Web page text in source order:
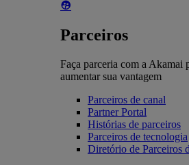
Parceiros
Faça parceria com a Akamai
aumentar sua vantagem
Parceiros de canal
Partner Portal
Histórias de parceiros
Parceiros de tecnologia
Diretório de Parceiros